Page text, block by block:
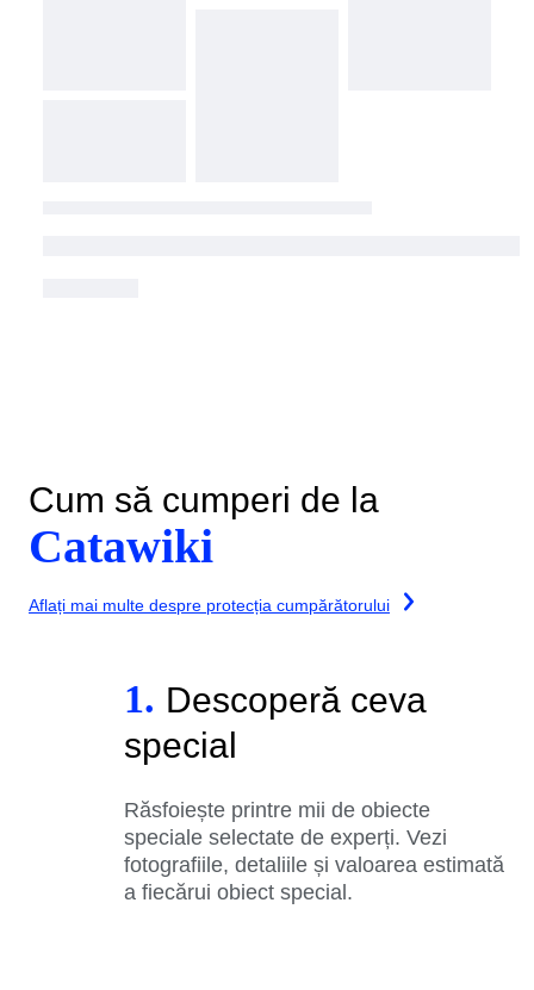
Cum să cumperi de la
Catawiki
Aflați mai multe despre protecția cumpărătorului
1. Descoperă ceva
special
Răsfoiește printre mii de obiecte
speciale selectate de experți. Vezi
fotografiile, detaliile și valoarea estimată
a fiecărui obiect special.